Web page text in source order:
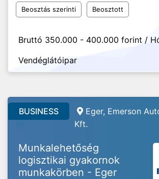
Beosztás szerinti Beosztott
Bruttó 350.000 - 400.000 forint /
Vendéglátóipar
BUSINESS
Eger, Emerson
Kft.
Munkalehetőség
logisztikai gyakornok
munkakörben - Eger